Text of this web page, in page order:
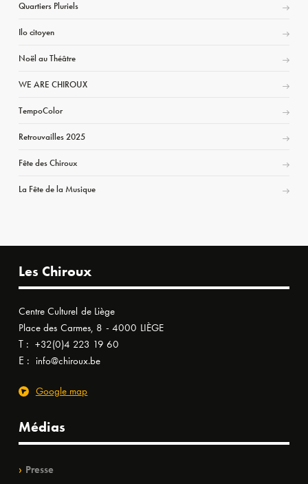
Quartiers Pluriels
Ilo citoyen
Noël au Théâtre
WE ARE CHIROUX
TempoColor
Retrouvailles 2025
Fête des Chiroux
La Fête de la Musique
Les Chiroux
Centre Culturel de Liège
Place des Carmes, 8 - 4000 LIÈGE
T : +32(0)4 223 19 60
E : info@chiroux.be
Google map
Médias
Presse